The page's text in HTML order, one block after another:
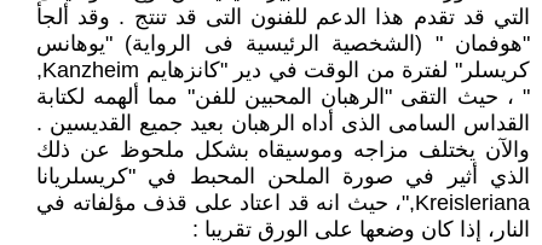
التي قد تقدم هذا الدعم للفنون التى قد تنتج . وقد ألجأ
"هوفمان " (الشخصية الرئيسية فى الرواية) "يوهانس
كريسلر" لفترة من الوقت في دير "كانزهايم Kanzheim,
" ، حيث التقى "الرهبان المحبين للفن" مما ألهمه لكتابة
القداس السامى الذى أداه الرهبان بعيد جميع القديسين .
والآن يختلف مزاجه وموسيقاه بشكل ملحوظ عن ذلك
الذي أثير في صورة الملحن المحبط في "كريسلريانا
Kreisleriana,"، حيث انه قد اعتاد على قذف مؤلفاته في
النار، إذا كان وضعها على الورق تقريبا :